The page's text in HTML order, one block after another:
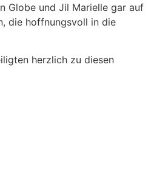
Globe und Jil Marielle gar auf
die hoffnungsvoll in die
herzlich zu diesen